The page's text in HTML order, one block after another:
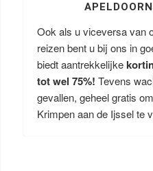
Ook als u viceversa van
reizen bent u bij ons in
biedt aantrekkelijke
tot wel 75%! Tevens
gevallen, geheel gratis
Krimpen aan de Ijssel te